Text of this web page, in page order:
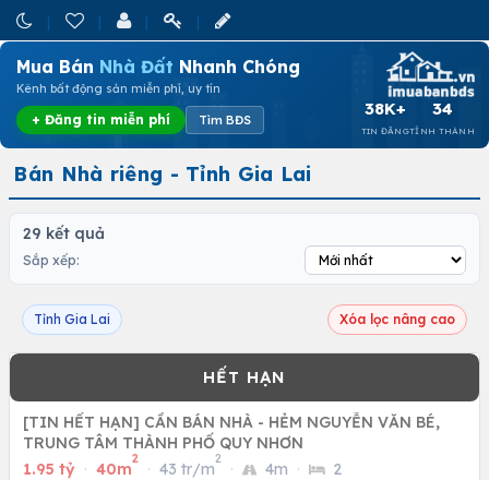
Mua Bán Nhà Đất Nhanh Chóng
Kênh bất động sản miễn phí, uy tín
+ Đăng tin miễn phí Tìm BĐS
38K+
TIN ĐĂNG
34
TỈNH THÀNH
Bán Nhà riêng - Tỉnh Gia Lai
29 kết quả
Sắp xếp:
Tỉnh Gia Lai Xóa lọc nâng cao
[TIN HẾT HẠN] CẦN BÁN NHÀ - HẺM NGUYỄN VĂN BÉ,
TRUNG TÂM THÀNH PHỐ QUY NHƠN
1.95 tỷ · 40m
2
· 43 tr/m
2
· 4m · 2